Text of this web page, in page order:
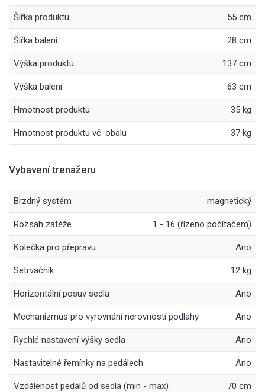
Šířka produktu 55 cm
Šířka balení 28 cm
Výška produktu 137 cm
Výška balení 63 cm
Hmotnost produktu 35 kg
Hmotnost produktu vč. obalu 37 kg
Vybavení trenažeru
Brzdný systém magnetický
Rozsah zátěže 1 - 16 (řízeno počítačem)
Kolečka pro přepravu Ano
Setrvačník 12 kg
Horizontální posuv sedla Ano
Mechanizmus pro vyrovnání nerovností podlahy Ano
Rychlé nastavení výšky sedla Ano
Nastavitelné řemínky na pedálech Ano
Vzdálenost pedálů od sedla (min - max) 70 cm